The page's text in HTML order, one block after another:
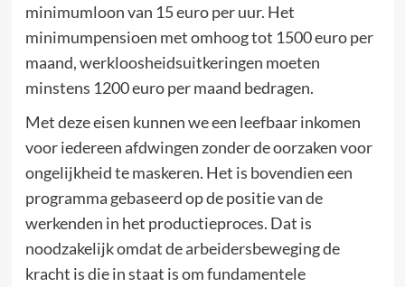
minimumloon van 15 euro per uur. Het
minimumpensioen met omhoog tot 1500 euro per
maand, werkloosheidsuitkeringen moeten
minstens 1200 euro per maand bedragen.
Met deze eisen kunnen we een leefbaar inkomen
voor iedereen afdwingen zonder de oorzaken voor
ongelijkheid te maskeren. Het is bovendien een
programma gebaseerd op de positie van de
werkenden in het productieproces. Dat is
noodzakelijk omdat de arbeidersbeweging de
kracht is die in staat is om fundamentele